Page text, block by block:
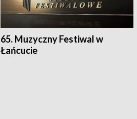
65. Muzyczny Festiwal w
Łańcucie